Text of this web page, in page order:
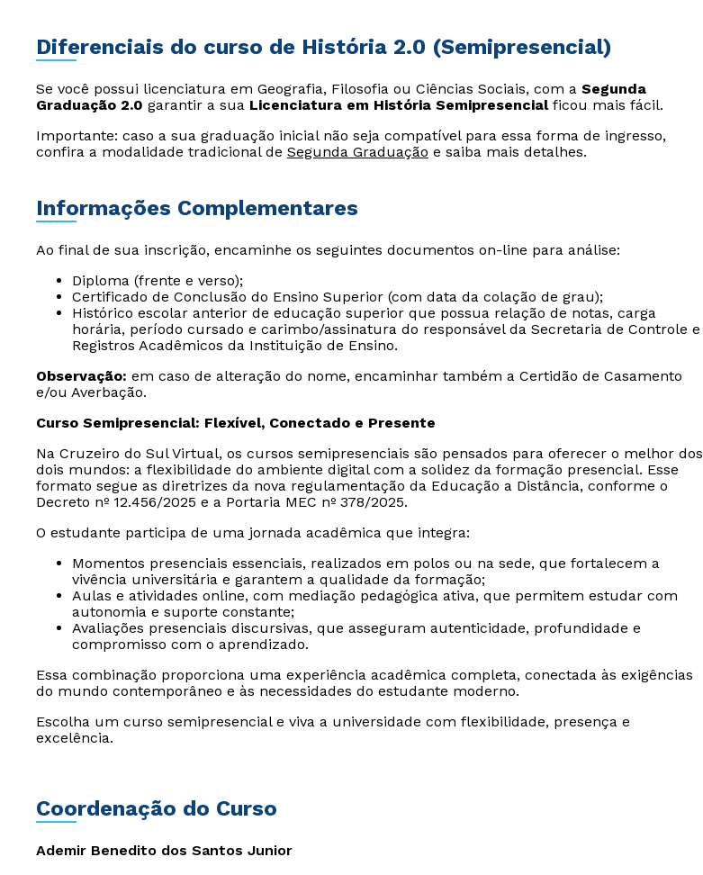
Diferenciais do curso de História 2.0 (Semipresencial)
Se você possui licenciatura em Geografia, Filosofia ou Ciências Sociais, com a Segunda
Graduação 2.0 garantir a sua Licenciatura em História Semipresencialficou mais fácil.
Importante: caso a sua graduação inicial não seja compatível para essa forma de ingresso,
confira a modalidade tradicional de Segunda Graduação e saiba mais detalhes.
Informações Complementares
Ao final de sua inscrição, encaminhe os seguintes documentos on-line para análise:
Diploma (frente e verso);
Certificado de Conclusão do Ensino Superior (com data da colação de grau);
Histórico escolar anterior de educação superior que possua relação de notas, carga
horária, período cursado e carimbo/assinatura do responsável da Secretaria de Controle e
Registros Acadêmicos da Instituição de Ensino.
Observação: em caso de alteração do nome, encaminhar também a Certidão de Casamento
e/ou Averbação.
Curso Semipresencial: Flexível, Conectado e Presente
Na Cruzeiro do Sul Virtual, os cursos semipresenciais são pensados para oferecer o melhor dos
dois mundos: a flexibilidade do ambiente digital com a solidez da formação presencial. Esse
formato segue as diretrizes da nova regulamentação da Educação a Distância, conforme o
Decreto nº 12.456/2025 e a Portaria MEC nº 378/2025.
O estudante participa de uma jornada acadêmica que integra:
Momentos presenciais essenciais, realizados em polos ou na sede, que fortalecem a
vivência universitária e garantem a qualidade da formação;
Aulas e atividades online, com mediação pedagógica ativa, que permitem estudar com
autonomia e suporte constante;
Avaliações presenciais discursivas, que asseguram autenticidade, profundidade e
compromisso com o aprendizado.
Essa combinação proporciona uma experiência acadêmica completa, conectada às exigências
do mundo contemporâneo e às necessidades do estudante moderno.
Escolha um curso semipresencial e viva a universidade com flexibilidade, presença e
excelência.
Coordenação do Curso
Ademir Benedito dos Santos Junior